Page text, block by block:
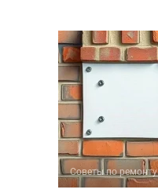
Советы по ремонту